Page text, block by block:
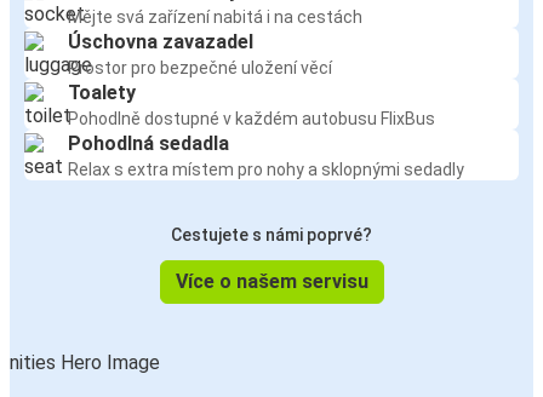
Mějte svá zařízení nabitá i na cestách
Úschovna zavazadel
Prostor pro bezpečné uložení věcí
Toalety
Pohodlně dostupné v každém autobusu FlixBus
Pohodlná sedadla
Relax s extra místem pro nohy a sklopnými sedadly
Cestujete s námi poprvé?
Více o našem servisu